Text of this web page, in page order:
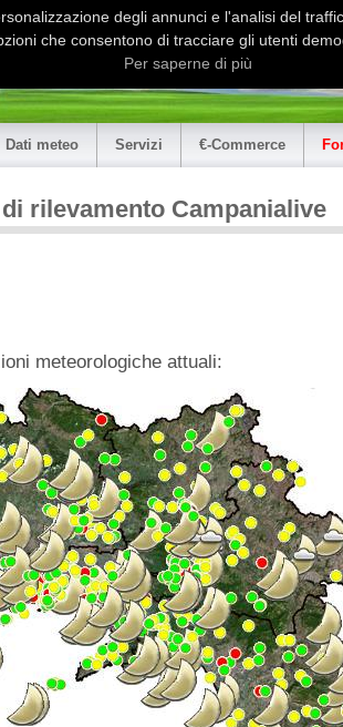
Dati meteo Servizi €-Commerce
rilevamento Campanialive
meteorologiche attuali:
degli annunci e l'analisi del
che consentono di tracciare gli utenti
Per saperne di più